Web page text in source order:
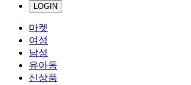
LOGIN
마켓
여성
남성
유아동
신상품